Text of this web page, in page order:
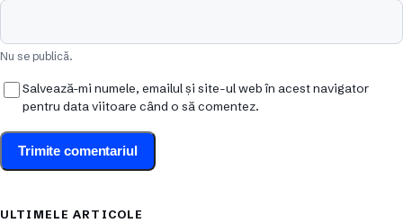
Nu se publică.
Salvează-mi numele, emailul și site-ul web în acest navigator
pentru data viitoare când o să comentez.
ULTIMELE ARTICOLE